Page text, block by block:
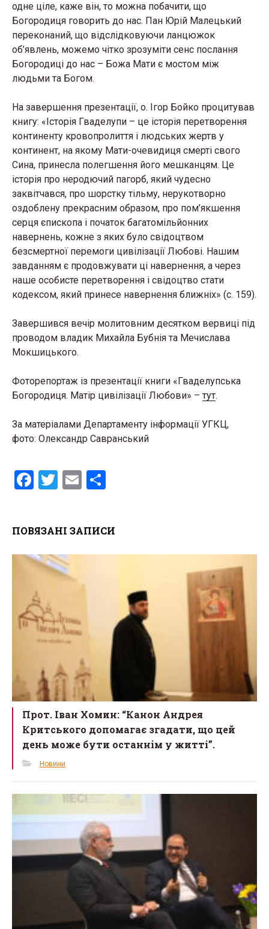
одне ціле, каже він, то можна побачити, що
Богородиця говорить до нас. Пан Юрій Малецький
переконаний, що відслідковуючи ланцюжок
об’явлень, можемо чітко зрозуміти сенс послання
Богородиці до нас – Божа Мати є мостом між
людьми та Богом.
На завершення презентації, о. Ігор Бойко процитував
книгу: «Історія Гваделупи – це історія перетворення
континенту кровопролиття і людських жертв у
континент, на якому Мати-очевидиця смерті свого
Сина, принесла полегшення його мешканцям. Це
історія про неродючий пагорб, який чудесно
заквітчався, про шорстку тільму, нерукотворно
оздоблену прекрасним образом, про пом’якшення
серця єпископа і початок багатомільйонних
навернень, кожне з яких було свідоцтвом
безсмертної перемоги цивілізації Любові. Нашим
завданням є продовжувати ці навернення, а через
наше особисте перетворення і свідоцтво стати
кодексом, який принесе навернення ближніх» (с. 159).
Завершився вечір молитовним десятком вервиці під
проводом владик Михайла Бубнія та Мечислава
Мокшицького.
Фоторепортаж із презентації книги «Гваделупська
Богородиця. Матір цивілізації Любови» – тут.
За матеріалами Департаменту інформації УГКЦ,
фото: Олександр Савранський
F
b
o
o
k
T
er
E
e
ПОВЯЗАНІ ЗАПИСИ
Прот. Іван Хомин: “Канон Андрея
Критського допомагає згадати, що цей
день може бути останнім у житті”.
Новини